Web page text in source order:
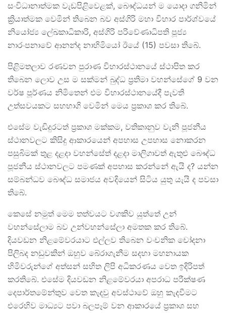
සංවිධානාත්මක වැඩපිළිවෙළක්, බෞද්ධයන් ම යොදා ගනිමින්
ක්‍රියාත්මක වෙමින් තිබෙන බව අස්ගිරි මහා විහාර පාර්ශ්වයේ
නියෝජ්‍ය ලේඛකාධිකාරි, අස්ගිරි පරිවේණාධිපති පූජ්‍ය
නාරංපනාවේ ආනන්ද නාහිමියෝ ඊයේ (15) පවසා තිබේ.
පිළිමතලාව රණවන පුරාණ විහාරස්ථානයේ ස්ථාපිත කර
තිබෙන ලොව උස ම සක්මන් බුද්ධ ප්‍රතිමා වහන්සේගේ 9 වන
වර්ෂ පූර්ණය නිමිතෙන් එම විහාරස්ථානයේදී පැවති
උත්සවයකට සහභාගි වෙමින් මෙය ප්‍රකාශ කර තිබේ.
එසේම වැඩිදුරටත් ප්‍රකාශ මක්කම, වතිකානුව වැනි පූජනීය
ස්ථානවලට කිසිදු ආකාරයෙන් අපහාස උපහාස නොකරන
පසුබිමක් තුළ දළදා වහන්සේත් දළදා මාලිගාවත් ඇතුළු බෞද්ධ
පූජනීය ස්ථානවලට පමණක් අපහාස කරන්නේ ඇයි ද? යන්න
සම්බන්ධව බෞද්ධ සමාජය අවදියෙන් සිටිය යුතු යැයි ද පවසා
තිබේ.
කෙසේ නමුත් මෙම තත්වයට වගකිව යුත්තේ උන්
වහන්සේලාම බව උන්වහන්සේලා අමතක කර තිබේ.
දියවඩන නිළමේවරයාට එල්ලව තිබෙන වංචනික චෝදනා
පිලිබද නඩුවකින් ඔහුව බේරාගැනීම සදහා මහනායක
හිමිවරුන්ගේ අත්සන් සහිත ලිපි අධිකරණය වෙත ඉදිරිපත්
කරතිබේ. එසේම දියවඩන නිළමේවරයා අපරාධ පරීක්ෂණ
දෙපාර්තමේන්තුව වෙත කැදවු අවස්ථාවේ ඔහු කැදවීමට
එරෙහිව මාධ්‍යට පවා බලපෑම් වන ආකාරයේ ප්‍රකාශ සහ